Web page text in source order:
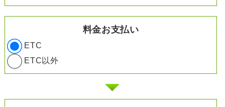
料金お支払い
ETC
ETC以外